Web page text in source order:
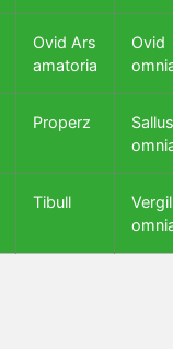
Ovid Ars
amatoria
Ovid
Properz
Tibull
Vergil